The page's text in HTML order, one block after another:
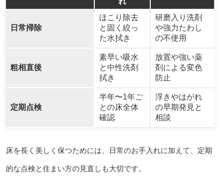
日常掃除
ほこり除去
と固く絞っ
た水拭き
研磨入り洗剤
や強力たわし
の不使用
粗相直後
素早い吸水
と中性洗剤
拭き
放置や強い薬
剤による変色
防止
定期点検
半年〜1年ご
との床全体
確認
浮きやはがれ
の早期発見と
相談
床を長く美しく保つためには、日常のお手入れに加えて、定期
的な点検と住まい方の見直しも大切です。